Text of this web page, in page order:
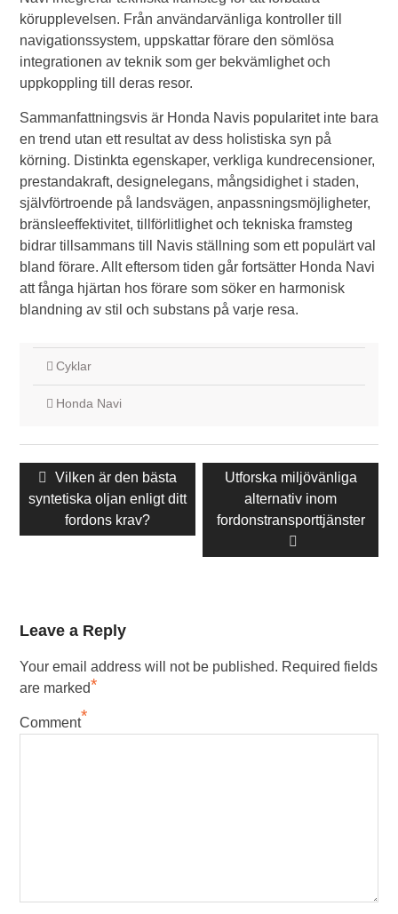
körupplevelsen. Från användarvänliga kontroller till
navigationssystem, uppskattar förare den sömlösa
integrationen av teknik som ger bekvämlighet och
uppkoppling till deras resor.
Sammanfattningsvis är Honda Navis popularitet inte bara
en trend utan ett resultat av dess holistiska syn på
körning. Distinkta egenskaper, verkliga kundrecensioner,
prestandakraft, designelegans, mångsidighet i staden,
självförtroende på landsvägen, anpassningsmöjligheter,
bränsleeffektivitet, tillförlitlighet och tekniska framsteg
bidrar tillsammans till Navis ställning som ett populärt val
bland förare. Allt eftersom tiden går fortsätter Honda Navi
att fånga hjärtan hos förare som söker en harmonisk
blandning av stil och substans på varje resa.
Cyklar
Honda Navi
Inläggsnavigering
Föregående
inlägg:
Vilken är den bästa
syntetiska oljan enligt ditt
fordons krav?
Nästa
inlägg:
Utforska miljövänliga
alternativ inom
fordonstransporttjänster
Leave a Reply
Your email address will not be published. Required fields
are marked*
Comment*